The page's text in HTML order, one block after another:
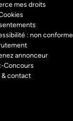
mes droits
: non conforme
annonceur
Concours
& contact